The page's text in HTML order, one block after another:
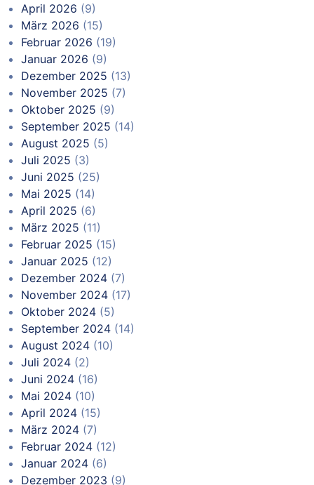
April 2026 (9)
März 2026 (15)
Februar 2026 (19)
Januar 2026 (9)
Dezember 2025 (13)
November 2025 (7)
Oktober 2025 (9)
September 2025 (14)
August 2025 (5)
Juli 2025 (3)
Juni 2025 (25)
Mai 2025 (14)
April 2025 (6)
März 2025 (11)
Februar 2025 (15)
Januar 2025 (12)
Dezember 2024 (7)
November 2024 (17)
Oktober 2024 (5)
September 2024 (14)
August 2024 (10)
Juli 2024 (2)
Juni 2024 (16)
Mai 2024 (10)
April 2024 (15)
März 2024 (7)
Februar 2024 (12)
Januar 2024 (6)
Dezember 2023 (9)